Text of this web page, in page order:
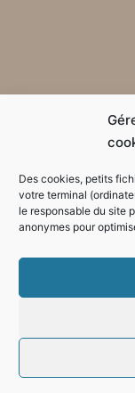
Des cookies, petits
votre terminal
le responsable du site
anonymes pour